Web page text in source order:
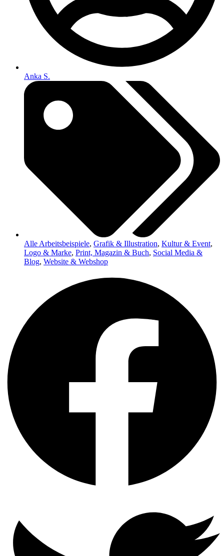
Anka S.
Alle Arbeitsbeispiele, Grafik & Illustration, Kultur & Event,
Logo & Marke, Print, Magazin & Buch, Social Media &
Blog, Website & Webshop